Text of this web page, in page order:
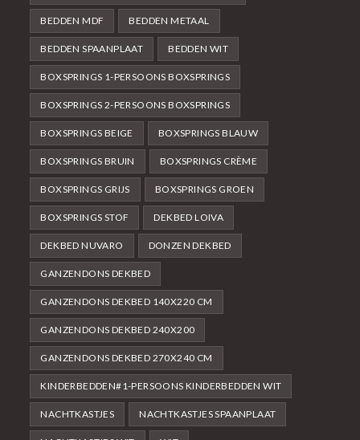
BEDDEN MDF BEDDEN METAAL
BEDDEN SPAANPLAAT BEDDEN WIT
BOXSPRINGS 1-PERSOONS BOXSPRINGS
BOXSPRINGS 2-PERSOONS BOXSPRINGS
BOXSPRINGS BEIGE BOXSPRINGS BLAUW
BOXSPRINGS BRUIN BOXSPRINGS CRÈME
BOXSPRINGS GRIJS BOXSPRINGS GROEN
BOXSPRINGS STOF DEKBED LOIVA
DEKBED NUVARO DONZEN DEKBED
GANZENDONS DEKBED
GANZENDONS DEKBED 140X220 CM
GANZENDONS DEKBED 240X200
GANZENDONS DEKBED 270X240 CM
KINDERBEDDEN#1-PERSOONS KINDERBEDDEN WIT
NACHTKASTJES NACHTKASTJES SPAANPLAAT